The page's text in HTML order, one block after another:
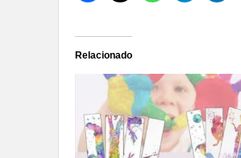
Relacionado